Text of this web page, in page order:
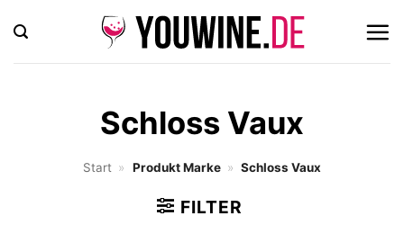
Inhalt
springen
Schloss Vaux
Start » Produkt Marke » Schloss Vaux
FILTER